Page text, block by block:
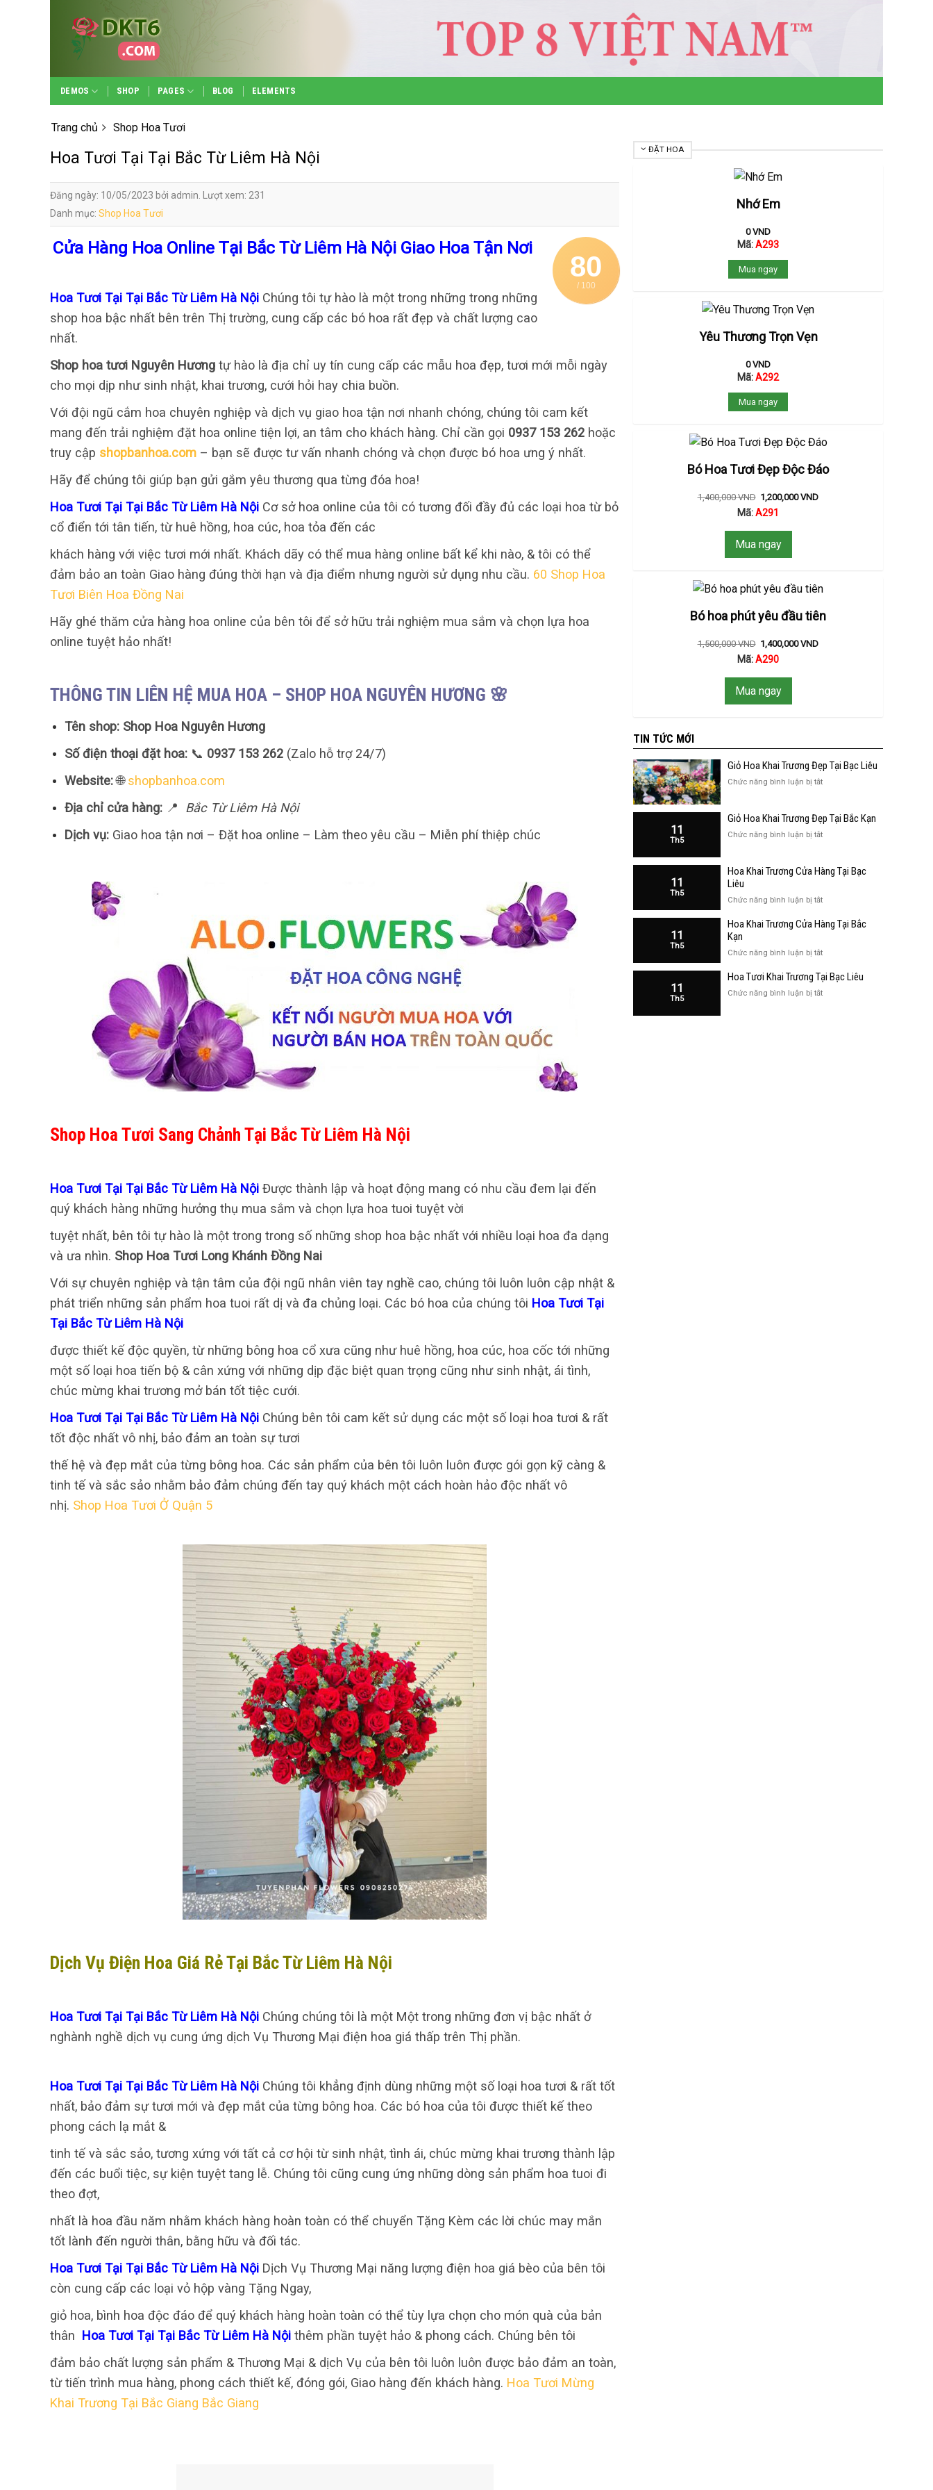
content
DEMOS SHOP PAGES BLOG ELEMENTS
Trang chủ Shop Hoa Tươi
Hoa Tươi Tại Tại Bắc Từ Liêm Hà Nội
Đăng ngày: 10/05/2023 bởi admin. Lượt xem: 231
Danh mục: Shop Hoa Tươi
80
/ 100
Cửa Hàng Hoa Online Tại Bắc Từ Liêm Hà Nội Giao Hoa Tận Nơi
Hoa Tươi Tại Tại Bắc Từ Liêm Hà Nội Chúng tôi tự hào là một trong những trong những
shop hoa bậc nhất bên trên Thị trường, cung cấp các bó hoa rất đẹp và chất lượng cao
nhất.
Shop hoa tươi Nguyên Hương tự hào là địa chỉ uy tín cung cấp các mẫu hoa đẹp, tươi mới mỗi ngày
cho mọi dịp như sinh nhật, khai trương, cưới hỏi hay chia buồn.
Với đội ngũ cắm hoa chuyên nghiệp và dịch vụ giao hoa tận nơi nhanh chóng, chúng tôi cam kết
mang đến trải nghiệm đặt hoa online tiện lợi, an tâm cho khách hàng. Chỉ cần gọi 0937 153 262 hoặc
truy cập shopbanhoa.com – bạn sẽ được tư vấn nhanh chóng và chọn được bó hoa ưng ý nhất.
Hãy để chúng tôi giúp bạn gửi gắm yêu thương qua từng đóa hoa!
Hoa Tươi Tại Tại Bắc Từ Liêm Hà Nội Cơ sở hoa online của tôi có tương đối đầy đủ các loại hoa từ bỏ
cổ điển tới tân tiến, từ huê hồng, hoa cúc, hoa tỏa đến các
khách hàng với việc tươi mới nhất. Khách dãy có thể mua hàng online bất kể khi nào, & tôi có thể
đảm bảo an toàn Giao hàng đúng thời hạn và địa điểm nhưng người sử dụng nhu cầu. 60 Shop Hoa
Tươi Biên Hoa Đồng Nai
Hãy ghé thăm cửa hàng hoa online của bên tôi để sở hữu trải nghiệm mua sắm và chọn lựa hoa
online tuyệt hảo nhất!
THÔNG TIN LIÊN HỆ MUA HOA – SHOP HOA NGUYÊN HƯƠNG 🌸
Tên shop: Shop Hoa Nguyên Hương
Số điện thoại đặt hoa:📞 0937 153 262(Zalo hỗ trợ 24/7)
Website:🌐shopbanhoa.com
Địa chỉ cửa hàng:📍
Bắc Từ Liêm Hà Nội
Dịch vụ:Giao hoa tận nơi – Đặt hoa online – Làm theo yêu cầu – Miễn phí thiệp chúc
Shop Hoa Tươi Sang Chảnh Tại Bắc Từ Liêm Hà Nội
Hoa Tươi Tại Tại Bắc Từ Liêm Hà Nội Được thành lập và hoạt động mang có nhu cầu đem lại đến
quý khách hàng những hưởng thụ mua sắm và chọn lựa hoa tuoi tuyệt vời
tuyệt nhất, bên tôi tự hào là một trong trong số những shop hoa bậc nhất với nhiều loại hoa đa dạng
và ưa nhìn. Shop Hoa Tươi Long Khánh Đồng Nai
Với sự chuyên nghiệp và tận tâm của đội ngũ nhân viên tay nghề cao, chúng tôi luôn luôn cập nhật &
phát triển những sản phẩm hoa tuoi rất dị và đa chủng loại. Các bó hoa của chúng tôi Hoa Tươi Tại
Tại Bắc Từ Liêm Hà Nội
được thiết kế độc quyền, từ những bông hoa cổ xưa cũng như huê hồng, hoa cúc, hoa cốc tới những
một số loại hoa tiến bộ & cân xứng với những dịp đặc biệt quan trọng cũng như sinh nhật, ái tình,
chúc mừng khai trương mở bán tốt tiệc cưới.
Hoa Tươi Tại Tại Bắc Từ Liêm Hà Nội Chúng bên tôi cam kết sử dụng các một số loại hoa tươi & rất
tốt độc nhất vô nhị, bảo đảm an toàn sự tươi
thế hệ và đẹp mắt của từng bông hoa. Các sản phẩm của bên tôi luôn luôn được gói gọn kỹ càng &
tinh tế và sắc sảo nhằm bảo đảm chúng đến tay quý khách một cách hoàn hảo độc nhất vô
nhị. Shop Hoa Tươi Ở Quận 5
Dịch Vụ Điện Hoa Giá Rẻ Tại Bắc Từ Liêm Hà Nội
Hoa Tươi Tại Tại Bắc Từ Liêm Hà Nội Chúng chúng tôi là một Một trong những đơn vị bậc nhất ở
nghành nghề dịch vụ cung ứng dịch Vụ Thương Mại điện hoa giá thấp trên Thị phần.
Hoa Tươi Tại Tại Bắc Từ Liêm Hà Nội Chúng tôi khẳng định dùng những một số loại hoa tươi & rất tốt
nhất, bảo đảm sự tươi mới và đẹp mắt của từng bông hoa. Các bó hoa của tôi được thiết kế theo
phong cách lạ mắt &
tinh tế và sắc sảo, tương xứng với tất cả cơ hội từ sinh nhật, tình ái, chúc mừng khai trương thành lập
đến các buổi tiệc, sự kiện tuyệt tang lễ. Chúng tôi cũng cung ứng những dòng sản phẩm hoa tuoi đi
theo đợt,
nhất là hoa đầu năm nhằm khách hàng hoàn toàn có thể chuyển Tặng Kèm các lời chúc may mắn
tốt lành đến người thân, bằng hữu và đối tác.
Hoa Tươi Tại Tại Bắc Từ Liêm Hà Nội Dịch Vụ Thương Mại năng lượng điện hoa giá bèo của bên tôi
còn cung cấp các loại vỏ hộp vàng Tặng Ngay,
giỏ hoa, bình hoa độc đáo để quý khách hàng hoàn toàn có thể tùy lựa chọn cho món quà của bản
thân Hoa Tươi Tại Tại Bắc Từ Liêm Hà Nội thêm phần tuyệt hảo & phong cách. Chúng bên tôi
đảm bảo chất lượng sản phẩm & Thương Mại & dịch Vụ của bên tôi luôn luôn được bảo đảm an toàn,
từ tiến trình mua hàng, phong cách thiết kế, đóng gói, Giao hàng đến khách hàng. Hoa Tươi Mừng
Khai Trương Tại Bắc Giang Bắc Giang
ĐẶT HOA
Nhớ Em
0VND
Mã:A293
Mua ngay
Yêu Thương Trọn Vẹn
0VND
Mã:A292
Mua ngay
Bó Hoa Tươi Đẹp Độc Đáo
1,400,000VND 1,200,000VND
Mã:A291
Mua ngay
Bó hoa phút yêu đầu tiên
1,500,000VND 1,400,000VND
Mã:A290
Mua ngay
TIN TỨC MỚI
Giỏ Hoa Khai Trương Đẹp Tại Bạc Liêu
Chức năng bình luận bị tắtở
Khai
Đẹp
Liêu
11
Th5
Giỏ Hoa Khai Trương Đẹp Tại Bắc Kạn
Chức năng bình luận bị tắtở
Khai
Tại
Kạn
11
Th5
Hoa Khai Trương Cửa Hàng Tại Bạc
Liêu
Chức năng bình luận bị tắtở
Khai
Hàng
Bạc
Liêu
11
Th5
Hoa Khai Trương Cửa Hàng Tại Bắc
Kạn
Chức năng bình luận bị tắtở
Khai
11
Th5
Hoa Tươi Khai Trương Tại Bạc Liêu
Chức năng bình luận bị tắtở